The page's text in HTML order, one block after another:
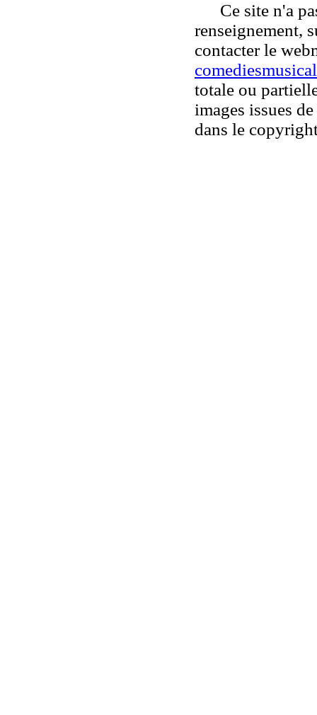
Ce site n'a
renseignement,
contacter le
totale ou
images issues
dans le